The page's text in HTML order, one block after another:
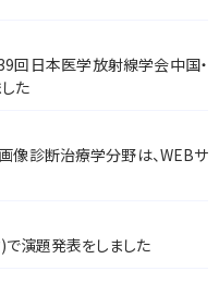
日本医学放射線学会中国・
た
像診断治療学分野は、WEBサ
演題発表をしました